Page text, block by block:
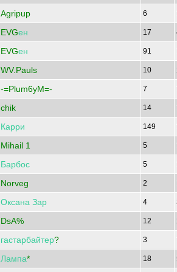
Agripup 6
EVGен 17
EVGен 91
WV.Pauls 10
-=Plum6yM=- 7
chik 14
Карри 149
Mihail 1 5
Барбос 5
Norveg 2
Оксана Зар 4
DsA% 12
гастарбайтер? 3
Лампа* 18